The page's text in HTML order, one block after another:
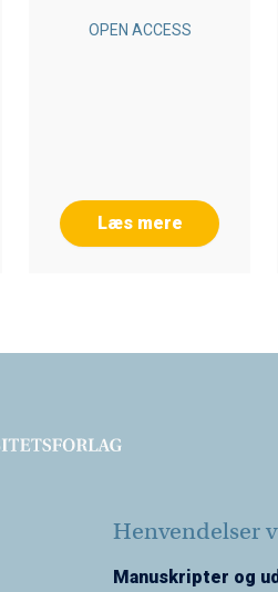
OPEN ACCESS
Læs mere
Henvendelser
Manuskripter og